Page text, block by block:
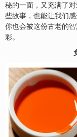
秘的一面，又充满了
些故事，也能让我们
你也会被这份古老的
彩。